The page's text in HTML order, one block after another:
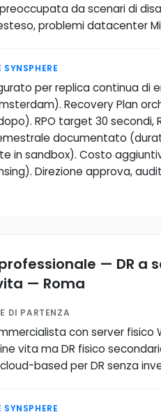
da scenari di
problemi datacenter
per replica continua di
Recovery Plan
RPO target 30 secondi,
documentato
in sandbox). Costo
Direzione approva,
— DR a
— Roma
DI PARTENZA
con server fisico
vita ma DR fisico
based per DR senza